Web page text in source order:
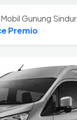
Gunung Sindur
Premio